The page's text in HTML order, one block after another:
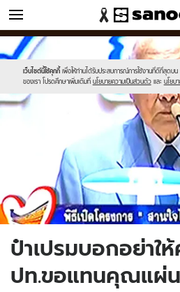
ข่าว
เว็บไซต์นี้ใช้คุกกี้ เพื่อให้ท่านได้รับประสบการณ์การใช้งานที่ดีที่สุดบน
ของเรา โปรดศึกษาเพิ่มเติมที่ นโยบายความเป็นส่วนตัว และ นโยบ
Sanook
//s.isanook.com/sr/0/images/logo-
new-
sanook.png
600
60
//s.isanook.com/ns/0/ud/376/1882794/
01.jpg
ป๋าเปรมบอกอย่าใ
ปท.ขอแทนคุณแผ่